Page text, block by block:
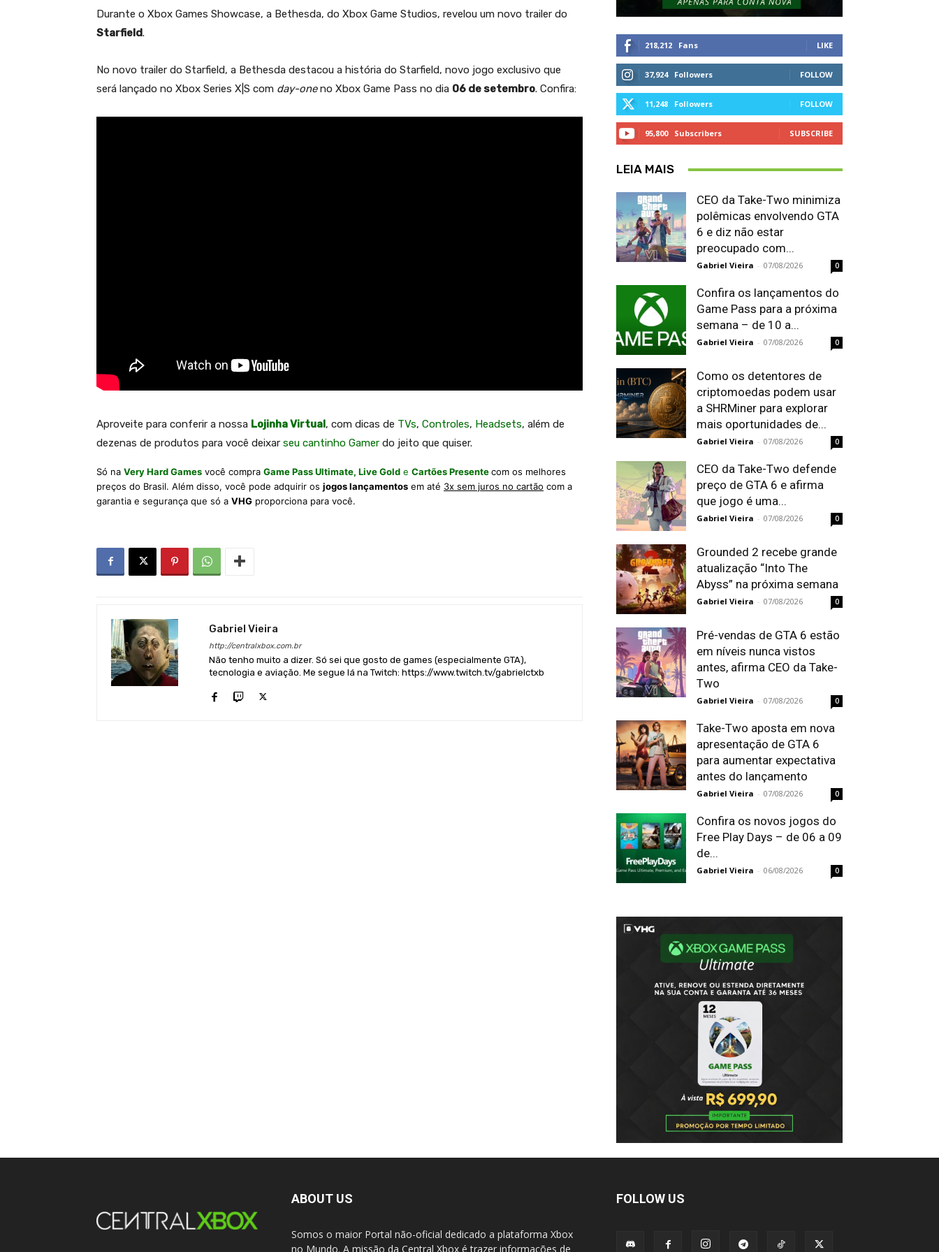
Durante o Xbox Games Showcase, a Bethesda, do Xbox Game Studios, revelou um novo trailer do
Starfield.
No novo trailer do Starfield, a Bethesda destacou a história do Starfield, novo jogo exclusivo que
será lançado no Xbox Series X|S com day-oneno Xbox Game Pass no dia 06 de setembro. Confira:
Aproveite para conferir a nossa Lojinha Virtual, com dicas de TVs, Controles, Headsets, além de
dezenas de produtos para você deixar seu cantinho Gamer do jeito que quiser.
Só na Very Hard Games você compra Game Pass Ultimate, Live Gold e Cartões Presentecom os melhores
preços do Brasil. Além disso, você pode adquirir os jogos lançamentos em até 3x sem juros no cartão com a
garantia e segurança que só a VHG proporciona para você.
Gabriel Vieira
http://centralxbox.com.br
Não tenho muito a dizer. Só sei que gosto de games (especialmente GTA),
tecnologia e aviação. Me segue lá na Twitch: https://www.twitch.tv/gabrielctxb
218,212 Fans LIKE
37,924 Followers FOLLOW
11,248 Followers FOLLOW
95,800 Subscribers SUBSCRIBE
LEIA MAIS
CEO da Take-Two minimiza
polêmicas envolvendo GTA
6 e diz não estar
preocupado com...
Gabriel Vieira - 07/08/2026 0
Confira os lançamentos do
Game Pass para a próxima
semana – de 10 a...
Gabriel Vieira - 07/08/2026 0
Como os detentores de
criptomoedas podem usar
a SHRMiner para explorar
mais oportunidades de...
Gabriel Vieira - 07/08/2026 0
CEO da Take-Two defende
preço de GTA 6 e afirma
que jogo é uma...
Gabriel Vieira - 07/08/2026 0
Grounded 2 recebe grande
atualização “Into The
Abyss” na próxima semana
Gabriel Vieira - 07/08/2026 0
Pré-vendas de GTA 6 estão
em níveis nunca vistos
antes, afirma CEO da Take-
Two
Gabriel Vieira - 07/08/2026 0
Take-Two aposta em nova
apresentação de GTA 6
para aumentar expectativa
antes do lançamento
Gabriel Vieira - 07/08/2026 0
Confira os novos jogos do
Free Play Days – de 06 a 09
de...
Gabriel Vieira - 06/08/2026 0
ABOUT US
Somos o maior Portal não-oficial dedicado a plataforma Xbox
no Mundo. A missão da Central Xbox é trazer informações de
FOLLOW US